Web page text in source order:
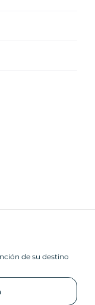
de su destino